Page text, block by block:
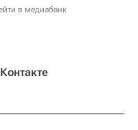
в медиабанк